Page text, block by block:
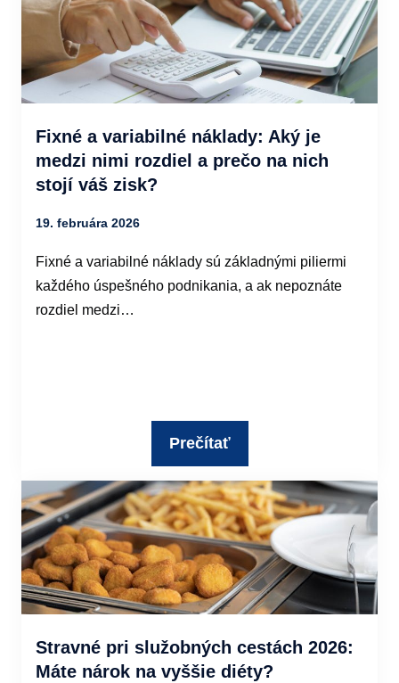
Fixné a variabilné náklady: Aký je
medzi nimi rozdiel a prečo na nich
stojí váš zisk?
19. februára 2026
Fixné a variabilné náklady sú základnými piliermi
každého úspešného podnikania, a ak nepoznáte
rozdiel medzi…
Prečítať
Stravné pri služobných cestách 2026:
Máte nárok na vyššie diéty?